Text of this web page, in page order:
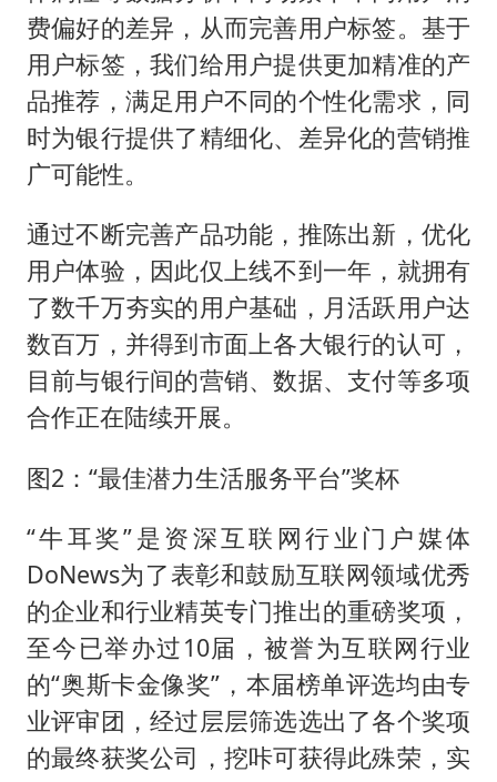
费偏好的差异，从而完善用户标签。基于
用户标签，我们给用户提供更加精准的产
品推荐，满足用户不同的个性化需求，同
时为银行提供了精细化、差异化的营销推
广可能性。
通过不断完善产品功能，推陈出新，优化
用户体验，因此仅上线不到一年，就拥有
了数千万夯实的用户基础，月活跃用户达
数百万，并得到市面上各大银行的认可，
目前与银行间的营销、数据、支付等多项
合作正在陆续开展。
图2：“最佳潜力生活服务平台”奖杯
“牛耳奖”是资深互联网行业门户媒体
DoNews为了表彰和鼓励互联网领域优秀
的企业和行业精英专门推出的重磅奖项，
至今已举办过10届，被誉为互联网行业
的“奥斯卡金像奖”，本届榜单评选均由专
业评审团，经过层层筛选选出了各个奖项
的最终获奖公司，挖咔可获得此殊荣，实